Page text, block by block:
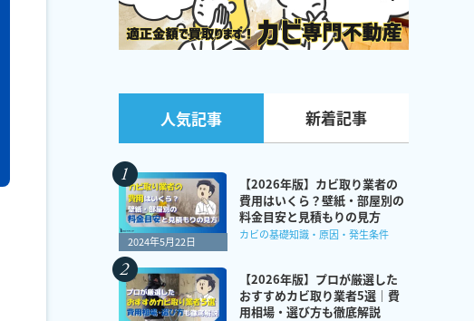
人気記事 新着記事
2024年5月22日
【2026年版】カビ取り業者の
費用はいくら？壁紙・部屋別の
料金目安と見積もりの見方
カビの基礎知識・原因・発生条件
【2026年版】プロが厳選した
おすすめカビ取り業者5選｜費
用相場・選び方も徹底解説